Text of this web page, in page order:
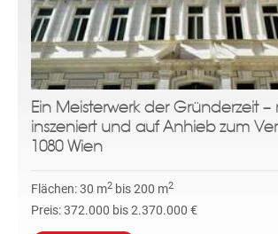
Ein Meisterwerk der Gründerzeit –
inszeniert und auf Anhieb zum
1080 Wien
Flächen:30 m2 bis 200 m2
Preis:372.000 bis 2.370.000 €